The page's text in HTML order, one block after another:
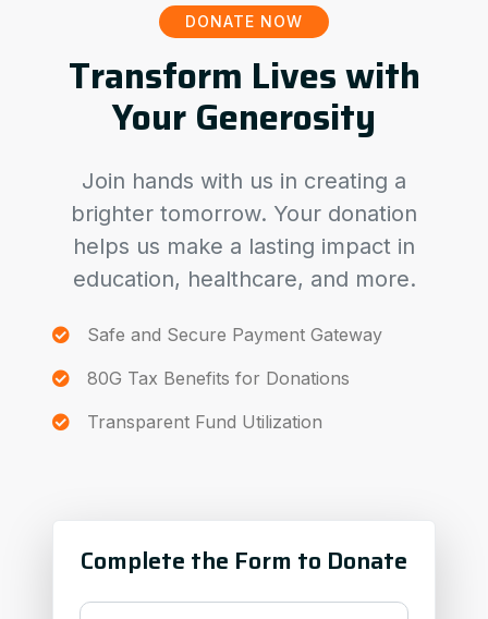
DONATE NOW
Transform Lives with
Your Generosity
Join hands with us in creating a
brighter tomorrow. Your donation
helps us make a lasting impact in
education, healthcare, and more.
Safe and Secure Payment Gateway
80G Tax Benefits for Donations
Transparent Fund Utilization
Complete the Form to Donate